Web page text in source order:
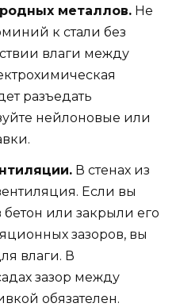
металлов. Не
к стали без
влаги между
разъедать
нейлоновые или
В стенах из
Если вы
бетон или закрыли его
зазоров, вы
влаги. В
зазор между
обязателен.